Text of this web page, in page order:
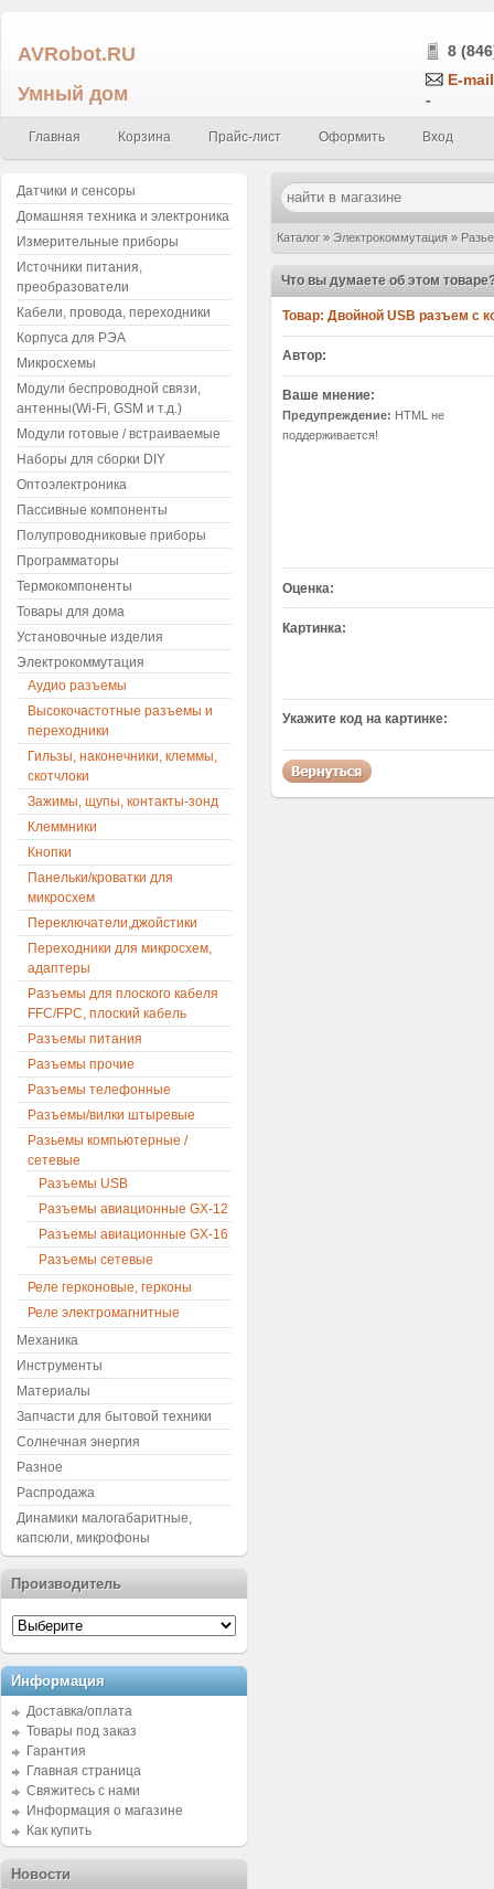
AVRobot.RU
Умный дом
8
E-
-
Главная Корзина Прайс-лист Оформить Вход
Каталог » Электрокоммутация »
Что вы думаете об этом
Товар: Двойной USB разъем с
Автор:
Ваше мнение:
Предупреждение: HTML не
поддерживается!
Оценка:
Картинка:
Укажите код на картинке:
Датчики и сенсоры
Домашняя техника и электроника
Измерительные приборы
Источники питания,
преобразователи
Кабели, провода, переходники
Корпуса для РЭА
Микросхемы
Модули беспроводной связи,
антенны(Wi-Fi, GSM и т.д.)
Модули готовые / встраиваемые
Наборы для сборки DIY
Оптоэлектроника
Пассивные компоненты
Полупроводниковые приборы
Программаторы
Термокомпоненты
Товары для дома
Установочные изделия
Электрокоммутация
Аудио разъемы
Высокочастотные разъемы и
переходники
Гильзы, наконечники, клеммы,
скотчлоки
Зажимы, щупы, контакты-зонд
Клеммники
Кнопки
Панельки/кроватки для
микросхем
Переключатели,джойстики
Переходники для микросхем,
адаптеры
Разъемы для плоского кабеля
FFC/FPC, плоский кабель
Разъемы питания
Разъемы прочие
Разъемы телефонные
Разъемы/вилки штыревые
Разьемы компьютерные /
сетевые
Разъемы USB
Разъемы авиационные GX-12
Разъемы авиационные GX-16
Разъемы сетевые
Реле герконовые, герконы
Реле электромагнитные
Механика
Инструменты
Материалы
Запчасти для бытовой техники
Солнечная энергия
Разное
Распродажа
Динамики малогабаритные,
капсюли, микрофоны
Производитель
Информация
Доставка/оплата
Товары под заказ
Гарантия
Главная страница
Свяжитесь с нами
Информация о магазине
Как купить
Новости